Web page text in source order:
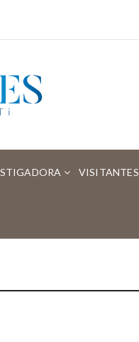
VISITANTES